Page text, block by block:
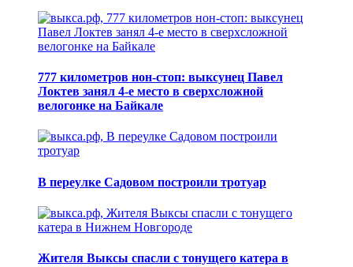
777 километров нон-стоп: выксунец Павел
Локтев занял 4-е место в сверхсложной
велогонке на Байкале
В переулке Садовом построили тротуар
Жителя Выксы спасли с тонущего катера в